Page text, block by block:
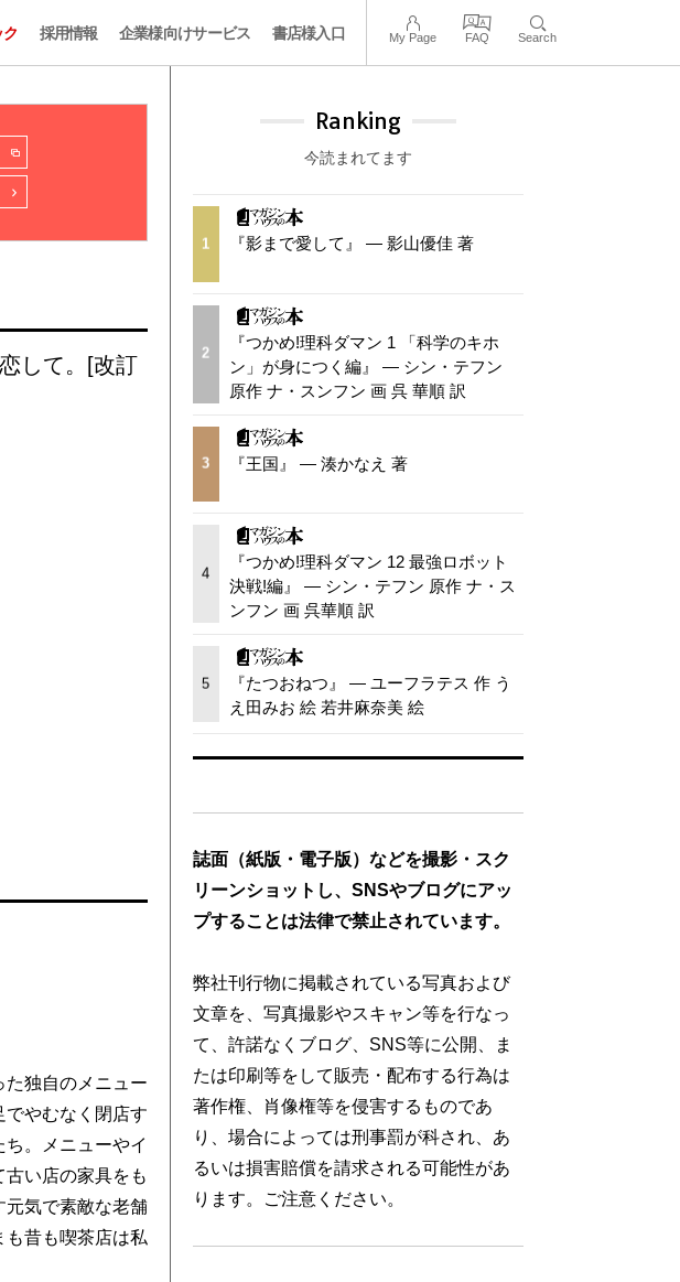
採用情報 企業様向けサービス 書店様入口 My Page FAQ Search
して。[改訂
独自のメニュー
やむなく閉店す
。メニューやイ
い店の家具をも
元気で素敵な老舗
も昔も喫茶店は私
Ranking
今読まれてます
1 『影まで愛して』 — 影山優佳 著
2
『つかめ!理科ダマン 1 「科学のキホ
ン」が身につく編』 — シン・テフン
原作 ナ・スンフン 画 呉 華順 訳
3 『王国』 — 湊かなえ 著
4
『つかめ!理科ダマン 12 最強ロボット
決戦!編』 — シン・テフン 原作 ナ・ス
ンフン 画 呉華順 訳
5
『たつおねつ』 — ユーフラテス 作 う
え田みお 絵 若井麻奈美 絵
誌面（紙版・電子版）などを撮影・スク
リーンショットし、SNSやブログにアッ
プすることは法律で禁止されています。
弊社刊行物に掲載されている写真および
文章を、写真撮影やスキャン等を行なっ
て、許諾なくブログ、SNS等に公開、ま
たは印刷等をして販売・配布する行為は
著作権、肖像権等を侵害するものであ
り、場合によっては刑事罰が科され、あ
るいは損害賠償を請求される可能性があ
ります。ご注意ください。